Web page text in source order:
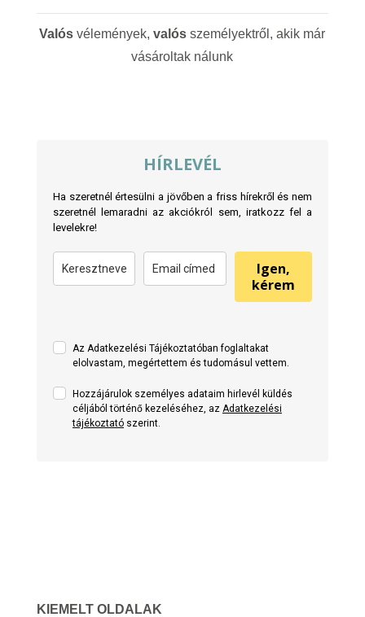
Valós vélemények,valós személyektről, akik már
vásároltak nálunk
HÍRLEVÉL
Ha szeretnél értesülni a jövőben a friss hírekről és nem
szeretnél lemaradni az akciókról sem, iratkozz fel a
levelekre!
Igen,
kérem
Az Adatkezelési Tájékoztatóban foglaltakat
elolvastam, megértettem és tudomásul vettem.
Hozzájárulok személyes adataim hirlevél küldés
céljából történő kezeléséhez, az Adatkezelési
tájékoztatószerint.
KIEMELT OLDALAK